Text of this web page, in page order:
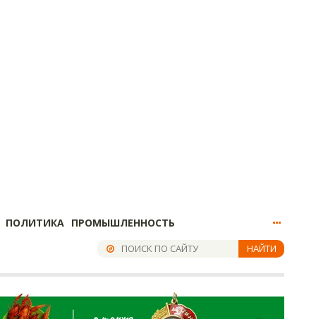
ПОЛИТИКА ПРОМЫШЛЕННОСТЬ
НАЙТИ